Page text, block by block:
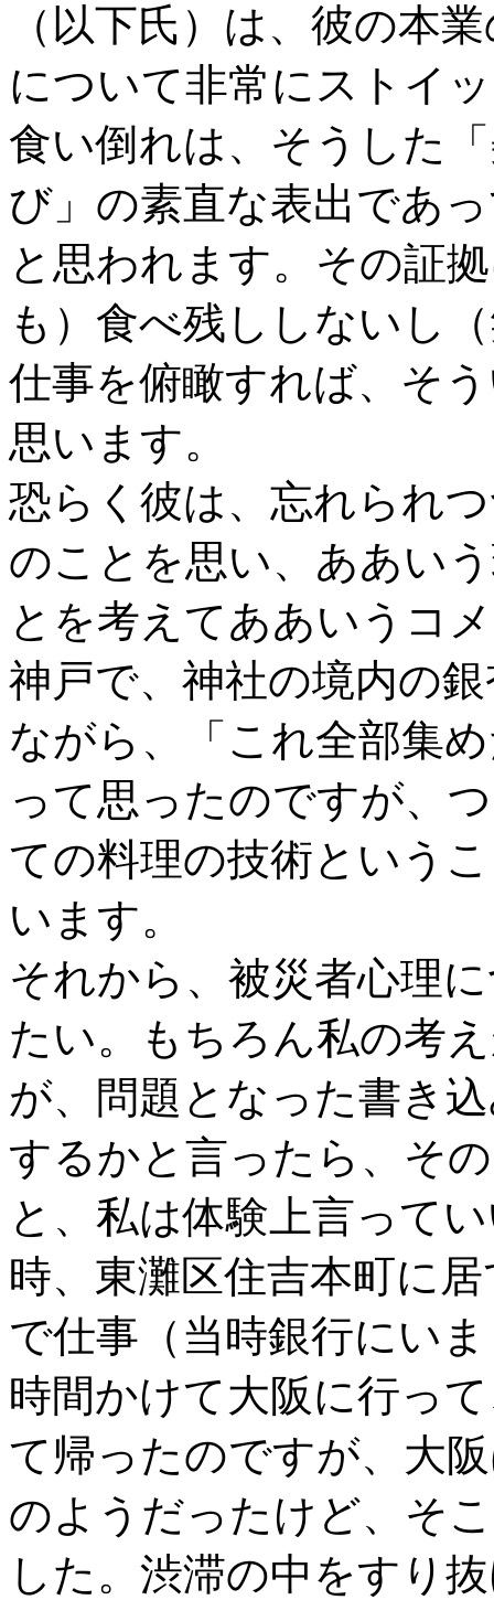
（以下氏）は、彼の本
について非常にストイ
食い倒れは、そうした
び」の素直な表出であ
と思われます。その証
も）食べ残ししないし
仕事を俯瞰すれば、そ
思います。
恐らく彼は、忘れられ
のことを思い、ああい
とを考えてああいうコ
神戸で、神社の境内の
ながら、「これ全部集
って思ったのですが、
ての料理の技術という
います。
それから、被災者心理
たい。もちろん私の考
が、問題となった書き
するかと言ったら、そ
と、私は体験上言って
時、東灘区住吉本町に
で仕事（当時銀行にい
時間かけて大阪に行っ
て帰ったのですが、大
のようだったけど、そ
した。渋滞の中をすり